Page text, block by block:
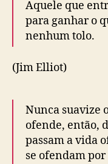
Aquele que
para ganhar o
nenhum tolo.
(Jim Elliot)
Nunca suavize
ofende, então,
passam a vida
se ofendam